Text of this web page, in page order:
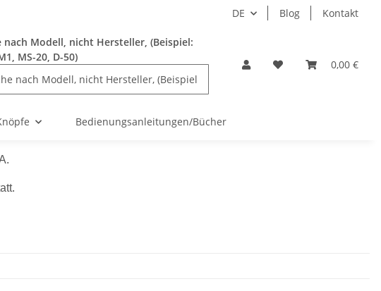
DE Blog Kontakt
nach Modell, nicht Hersteller, (Beispiel:
MS-20, D-50)
0,00 €
Bedienungsanleitungen/Bücher